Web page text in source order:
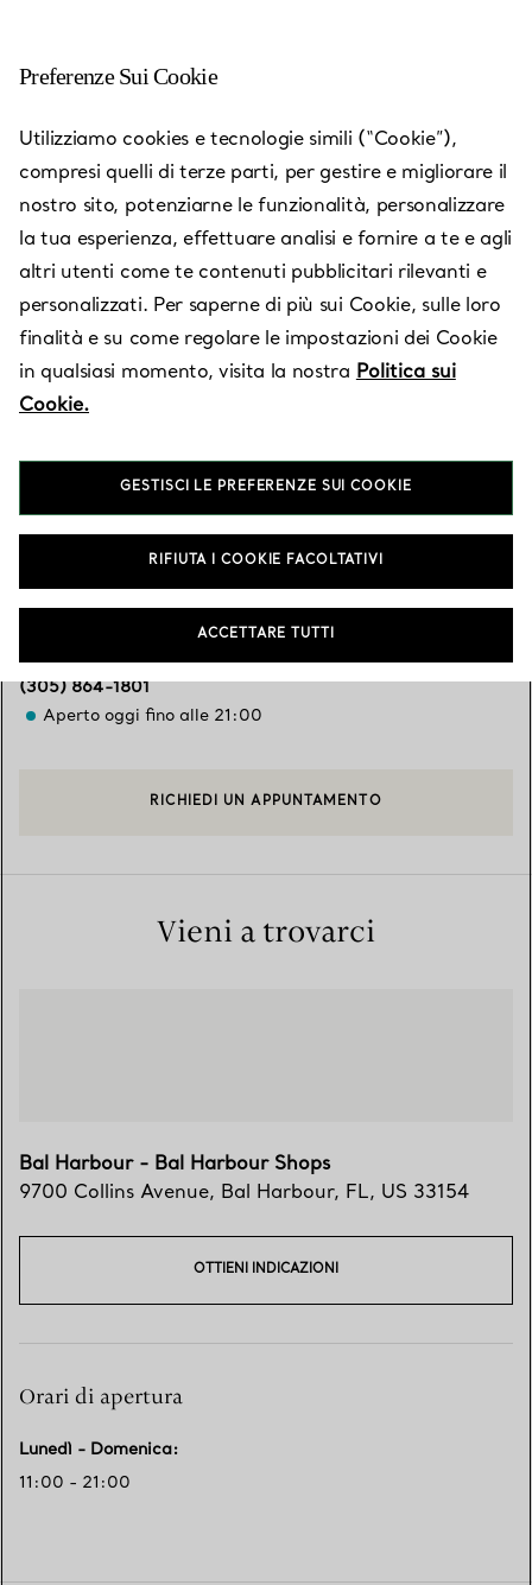
Bal Harbour -
Bal Harbour
Shops
Servizi disponibili
(305) 864-1801
Aperto oggi fino alle 21:00
RICHIEDI UN APPUNTAMENTO
Vieni a trovarci
Bal Harbour - Bal Harbour Shops
9700 Collins Avenue, Bal Harbour, FL, US 33154
OTTIENI INDICAZIONI
Orari di apertura
Lunedì - Domenica:
11:00 - 21:00
Preferenze Sui Cookie
Utilizziamo cookies e tecnologie simili (“Cookie”),
compresi quelli di terze parti, per gestire e migliorare il
nostro sito, potenziarne le funzionalità, personalizzare
la tua esperienza, effettuare analisi e fornire a te e agli
altri utenti come te contenuti pubblicitari rilevanti e
personalizzati. Per saperne di più sui Cookie, sulle loro
finalità e su come regolare le impostazioni dei Cookie
in qualsiasi momento, visita la nostra Politica sui
Cookie.
GESTISCI LE PREFERENZE SUI COOKIE
RIFIUTA I COOKIE FACOLTATIVI
ACCETTARE TUTTI